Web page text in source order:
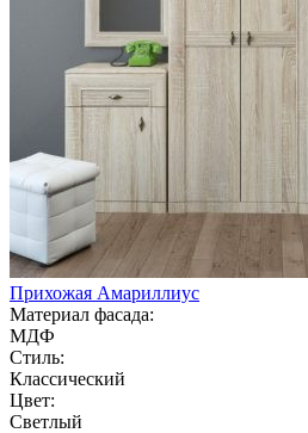
Прихожая Амариллиус
Материал фасада:
МДФ
Стиль:
Классический
Цвет:
Светлый